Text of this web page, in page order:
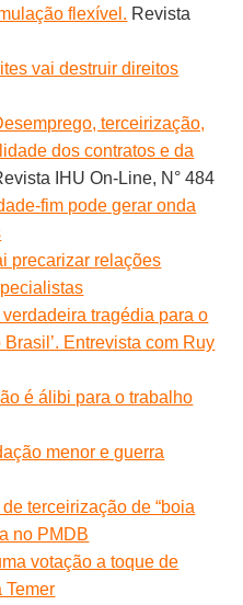
flexível. Revista
vai destruir direitos
terceirização,
dos contratos e da
IHU On-Line, N° 484
fim pode gerar onda
precarizar relações
verdadeira tragédia para o
Entrevista com Ruy
é álibi para o trabalho
menor e guerra
terceirização de “boia
no PMDB
votação a toque de
Temer